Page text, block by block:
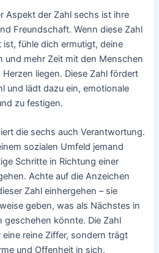
Aspekt der Zahl sechs ist ihre
Freundschaft. Wenn diese Zahl
ist, fühle dich ermutigt, deine
und mehr Zeit mit den Menschen
liegen. Diese Zahl fördert
und lädt dazu ein, emotionale
zu festigen.
die sechs auch Verantwortung.
sozialen Umfeld jemand
Schritte in Richtung einer
Achte auf die Anzeichen
Zahl einhergehen – sie
geben, was als Nächstes in
geschehen könnte. Die Zahl
reine Ziffer, sondern trägt
und Offenheit in sich.